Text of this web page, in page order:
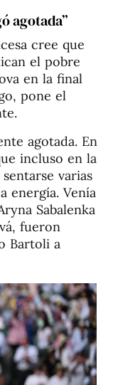
agotada”
cree que
el pobre
en la final
pone el
agotada. En
incluso en la
varias
energía. Venía
Sabalenka
fueron
Bartoli a